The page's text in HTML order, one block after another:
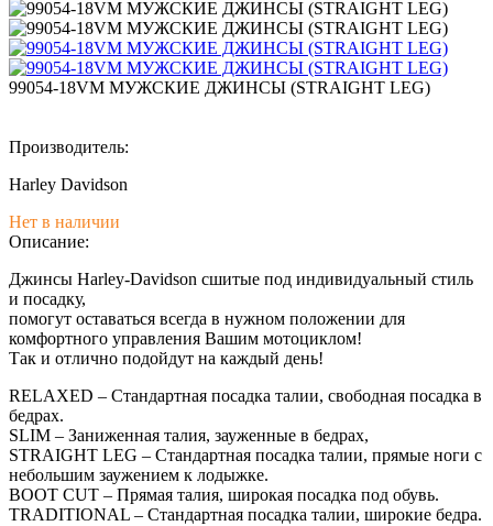
99054-18VM МУЖСКИЕ ДЖИНСЫ (STRAIGHT LEG)
Производитель:
Harley Davidson
Нет в наличии
Описание:
Джинсы Harley-Davidson сшитые под индивидуальный стиль
и посадку,
помогут оставаться всегда в нужном положении для
комфортного управления Вашим мотоциклом!
Так и отлично подойдут на каждый день!
RELAXED – Стандартная посадка талии, свободная посадка в
бедрах.
SLIM – Заниженная талия, зауженные в бедрах,
STRAIGHT LEG – Стандартная посадка талии, прямые ноги с
небольшим заужением к лодыжке.
BOOT CUT – Прямая талия, широкая посадка под обувь.
TRADITIONAL – Стандартная посадка талии, широкие бедра.